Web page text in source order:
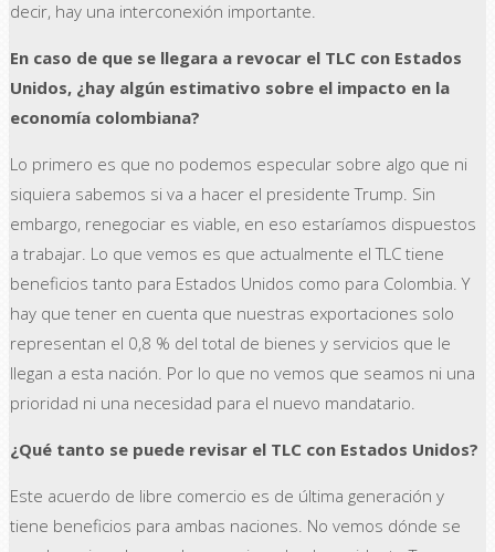
decir, hay una interconexión importante.
En caso de que se llegara a revocar el TLC con Estados
Unidos, ¿hay algún estimativo sobre el impacto en la
economía colombiana?
Lo primero es que no podemos especular sobre algo que ni
siquiera sabemos si va a hacer el presidente Trump. Sin
embargo, renegociar es viable, en eso estaríamos dispuestos
a trabajar. Lo que vemos es que actualmente el TLC tiene
beneficios tanto para Estados Unidos como para Colombia. Y
hay que tener en cuenta que nuestras exportaciones solo
representan el 0,8 % del total de bienes y servicios que le
llegan a esta nación. Por lo que no vemos que seamos ni una
prioridad ni una necesidad para el nuevo mandatario.
¿Qué tanto se puede revisar el TLC con Estados Unidos?
Este acuerdo de libre comercio es de última generación y
tiene beneficios para ambas naciones. No vemos dónde se